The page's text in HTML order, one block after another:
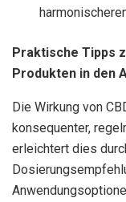
Praktische Tipps
Produkten in den
Die Wirkung von
konsequenter,
erleichtert dies